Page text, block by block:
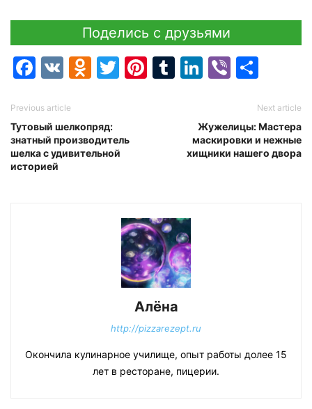
Поделись с друзьями
Facebook
VK Odnoklassniki
Twitter
Pinterest
Tumblr
LinkedIn
Viber
Previous article
Тутовый шелкопряд:
знатный производитель
шелка с удивительной
историей
Next article
Жужелицы: Мастера
маскировки и нежные
хищники нашего двора
Алёна
http://pizzarezept.ru
Окончила кулинарное училище, опыт работы долее 15
лет в ресторане, пицерии.